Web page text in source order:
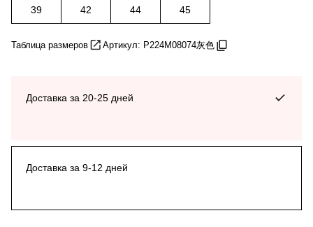
39 42 44 45
Таблица размеров Артикул: P224M08074灰色
Доставка за 20-25 дней
Доставка за 9-12 дней